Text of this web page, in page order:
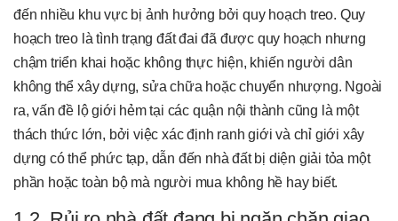
đến nhiều khu vực bị ảnh hưởng bởi quy hoạch treo. Quy
hoạch treo là tình trạng đất đai đã được quy hoạch nhưng
chậm triển khai hoặc không thực hiện, khiến người dân
không thể xây dựng, sửa chữa hoặc chuyển nhượng. Ngoài
ra, vấn đề lộ giới hẻm tại các quận nội thành cũng là một
thách thức lớn, bởi việc xác định ranh giới và chỉ giới xây
dựng có thể phức tạp, dẫn đến nhà đất bị diện giải tỏa một
phần hoặc toàn bộ mà người mua không hề hay biết.